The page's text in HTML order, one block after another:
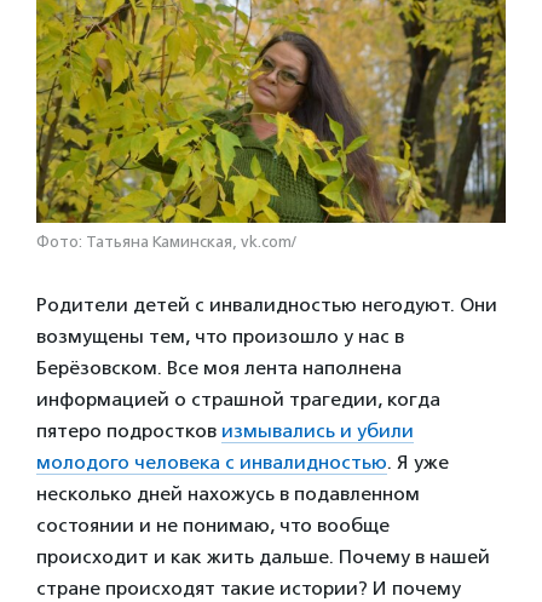
Фото: Татьяна Каминская, vk.com/
Родители детей с инвалидностью негодуют. Они
возмущены тем, что произошло у нас в
Берёзовском. Все моя лента наполнена
информацией о страшной трагедии, когда
пятеро подростков измывались и убили
молодого человека с инвалидностью. Я уже
несколько дней нахожусь в подавленном
состоянии и не понимаю, что вообще
происходит и как жить дальше. Почему в нашей
стране происходят такие истории? И почему